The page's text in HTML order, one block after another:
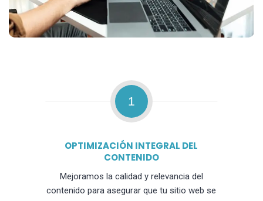
1
OPTIMIZACIÓN INTEGRAL DEL
CONTENIDO
Mejoramos la calidad y relevancia del
contenido para asegurar que tu sitio web se